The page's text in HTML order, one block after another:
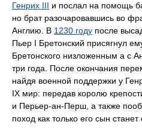
Генрих III и послал на помощь
но брат разочаровавшись во
Англию. В 1230 году после
Пьер I Бретонский присягнул
Бретонского низложенным а с
три года. После окончания
найдя военной поддержки у
IX мир: передав королю
и Перьер-ан-Перш, а также
поход как только его сын